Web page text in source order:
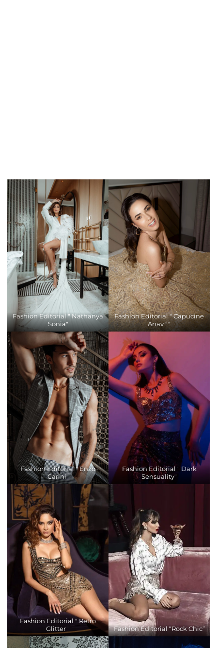
Fashion Editorial " Nathanya
Sonia"
Fashion Editorial " Capucine
Anav ""
Fashion Editorial " Enzo
Carini"
Fashion Editorial " Dark
Sensuality"
Fashion Editorial " Retro
Glitter "
Fashion Editorial “Rock Chic”